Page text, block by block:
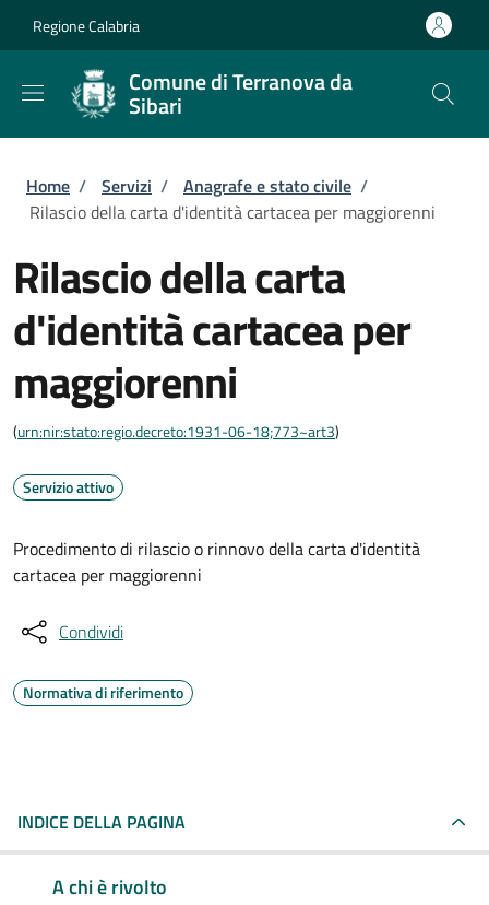
Regione Calabria
Comune di Terranova da
Sibari
Briciole di pane
Home / Servizi / Anagrafe e stato civile /
Rilascio della carta d'identità cartacea per maggiorenni
Rilascio della carta
d'identità cartacea per
maggiorenni
(urn:nir:stato:regio.decreto:1931-06-18;773~art3)
Servizio attivo
Procedimento di rilascio o rinnovo della carta d'identità
cartacea per maggiorenni
Condividi
Normativa di riferimento
INDICE DELLA PAGINA
A chi è rivolto